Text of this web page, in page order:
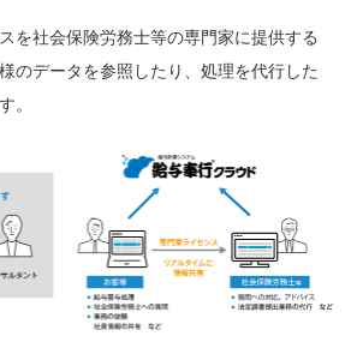
を社会保険労務士等の専門家に提供する
のデータを参照したり、処理を代行した
。